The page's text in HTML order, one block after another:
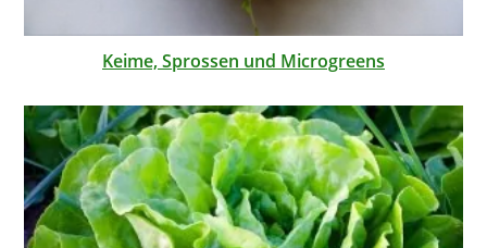
Keime, Sprossen und Microgreens